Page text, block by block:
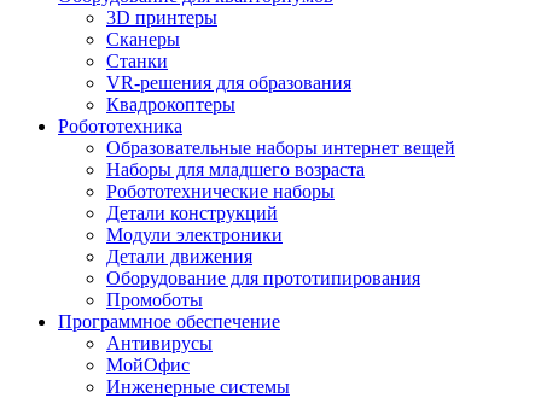
3D принтеры
Сканеры
Станки
VR-решения для образования
Квадрокоптеры
Робототехника
Образовательные наборы интернет вещей
Наборы для младшего возраста
Робототехнические наборы
Детали конструкций
Модули электроники
Детали движения
Оборудование для прототипирования
Промоботы
Программное обеспечение
Антивирусы
МойОфис
Инженерные системы